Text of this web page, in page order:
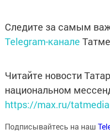
Следите за самым
Telegram-канале
Читайте новости
национальном
https://max.ru/tatmedia
Подписывайтесь на наш